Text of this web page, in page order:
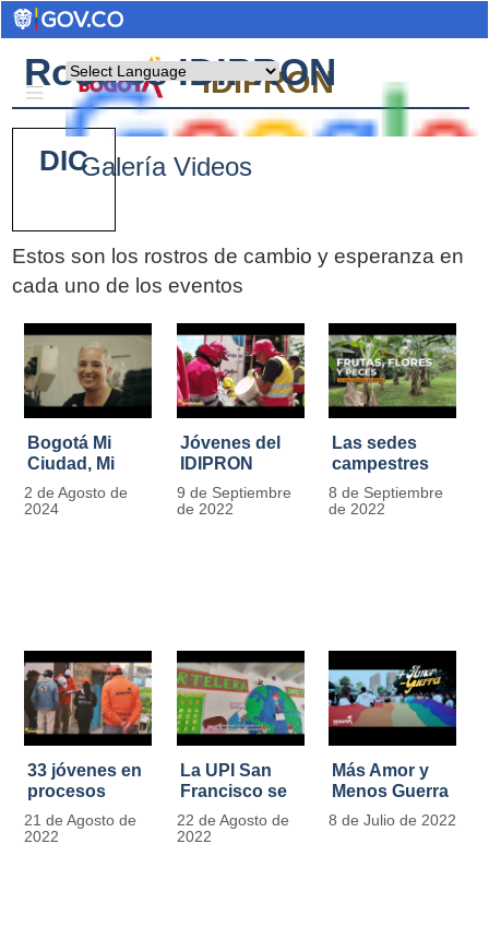
Powered by
IDIPRON
Rostros IDIPRON
Galería Videos
Estos son los rostros de cambio y esperanza en
cada uno de los eventos
Bogotá Mi
Ciudad, Mi
Casa
2 de Agosto de
2024
Jóvenes del
IDIPRON
restauraron
más de 13.000
9 de Septiembre
de 2022
Las sedes
campestres
de IDIPRON
se convierten
8 de Septiembre
de 2022
33 jóvenes en
procesos
legales por
tensiones con
21 de Agosto de
2022
La UPI San
Francisco se
llena de color
y vida con la
22 de Agosto de
2022
Más Amor y
Menos Guerra
8 de Julio de 2022
Pages
DIC